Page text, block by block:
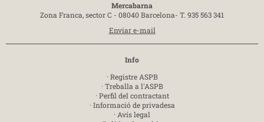
Mercabarna
Zona Franca, sector C - 08040 Barcelona- T. 935 563 341
Enviar e-mail
Info
· Registre ASPB
· Treballa a l'ASPB
· Perfil del contractant
· Informació de privadesa
· Avís legal